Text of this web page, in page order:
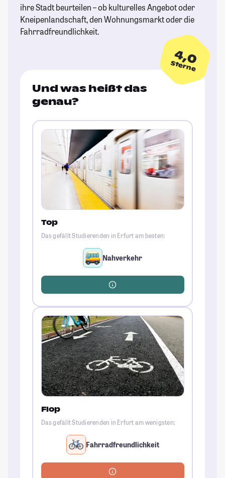
ihre Stadt beurteilen – ob kulturelles Angebot oder
Kneipenlandschaft, den Wohnungsmarkt oder die
Fahrradfreundlichkeit.
4,0
Sterne
Und was heißt das
genau?
Top
Das gefällt Studierenden in Erfurt am besten:
Nahverkehr
Flop
Das gefällt Studierenden in Erfurt am wenigsten:
Fahrradfreundlichkeit